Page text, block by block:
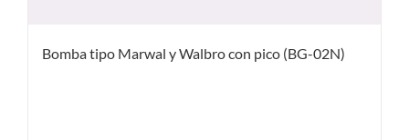
Bomba tipo Marwal y Walbro con pico (BG-02N)